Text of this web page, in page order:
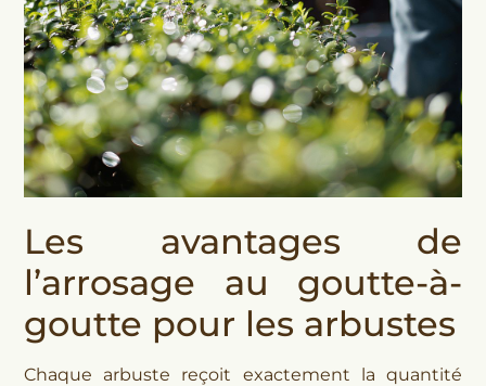
Les avantages de
l’arrosage au goutte-à-
goutte pour les arbustes
Chaque arbuste reçoit exactement la quantité